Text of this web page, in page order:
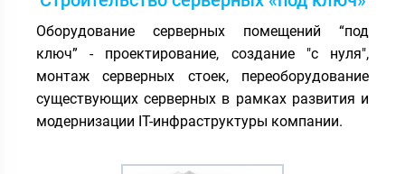
Оборудование серверных помещений “под
ключ” - проектирование, создание "с нуля",
монтаж серверных стоек, переоборудование
существующих серверных в рамках развития и
модернизации IT-инфраструктуры компании.